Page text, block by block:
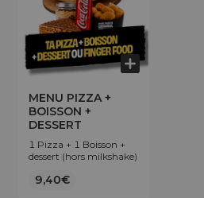
MENU PIZZA +
BOISSON +
DESSERT
1 Pizza + 1 Boisson +
dessert (hors milkshake)
9,40€